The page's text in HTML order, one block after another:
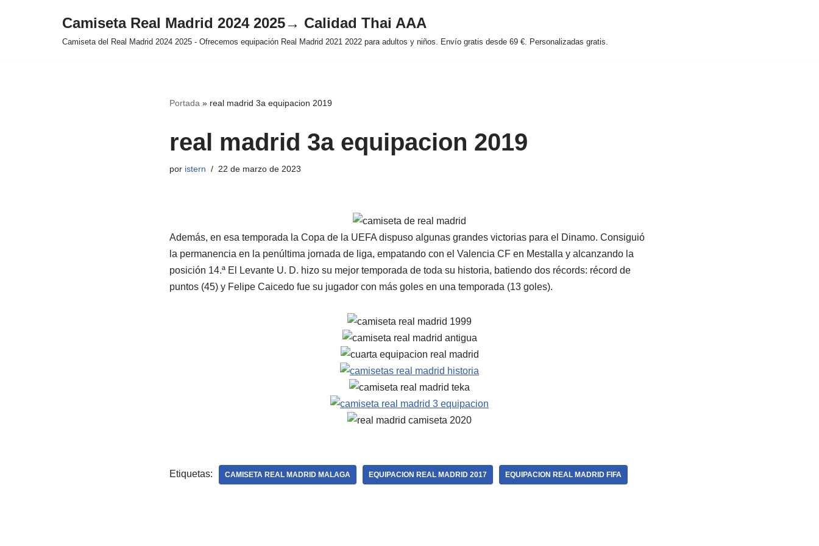
Camiseta Real Madrid 2024 2025→ Calidad Thai AAA
Camiseta del Real Madrid 2024 2025 - Ofrecemos equipación Real Madrid 2021 2022 para adultos y niños. Envío gratis desde 69 €. Personalizadas gratis.
Portada » real madrid 3a equipacion 2019
real madrid 3a equipacion 2019
por istern 22 de marzo de 2023
Además, en esa temporada la Copa de la UEFA dispuso algunas grandes victorias para el Dinamo. Consiguió
la permanencia en la penúltima jornada de liga, empatando con el Valencia CF en Mestalla y alcanzando la
posición 14.ª El Levante U. D. hizo su mejor temporada de toda su historia, batiendo dos récords: récord de
puntos (45) y Felipe Caicedo fue su jugador con más goles en una temporada (13 goles).
Etiquetas: CAMISETA REAL MADRID MALAGA EQUIPACION REAL MADRID 2017 EQUIPACION REAL MADRID FIFA